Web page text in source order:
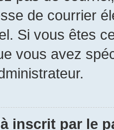
de courrier
Si vous êtes
vous avez
inscrit par le